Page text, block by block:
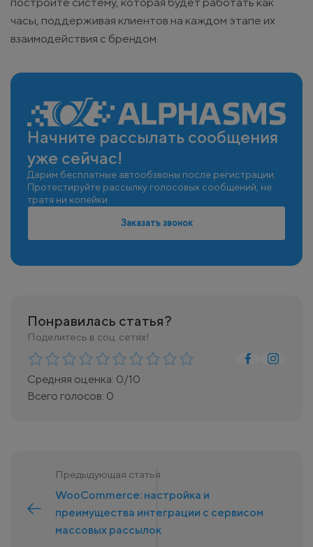
часы, поддерживая клиентов на каждом этапе их
взаимодействия с брендом.
Начните рассылать сообщения
уже сейчас!
Дарим бесплатные автообзвоны после регистрации.
Протестируйте рассылку голосовых сообщений, не
тратя ни копейки
Заказать звонок
Понравилась статья?
Поделитесь в соц. сетях!
Средняя оценка: 0/10
Всего голосов: 0
Предыдующая статья
WooCommerce: настройка и
преимущества интеграции с сервисом
массовых рассылок